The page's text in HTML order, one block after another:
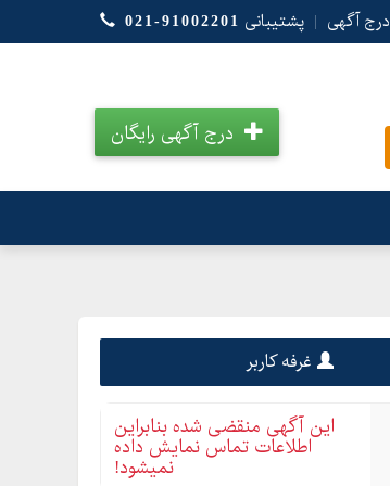
درج آگهی | پشتیبانی 021-91002201
درج آگهی رایگان
غرفه کاربر
این آگهی منقضی شده بنابراین
اطلاعات تماس نمایش داده
نمیشود!